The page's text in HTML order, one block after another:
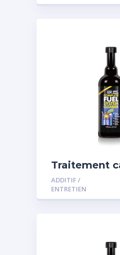
Traitement
diesel et
ADDITIF /
ENTRETIEN